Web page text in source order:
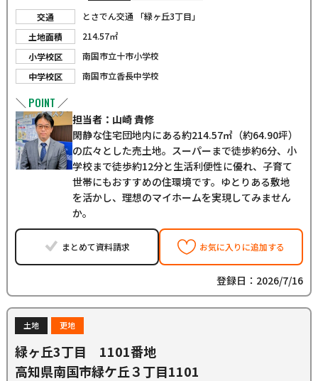
交通
とさでん交通 「緑ヶ丘3丁目」
土地面積
214.57㎡
小学校区
南国市立十市小学校
中学校区
南国市立香長中学校
＼ POINT ／
担当者：山崎 貴修
閑静な住宅団地内にある約214.57㎡（約64.90坪）
の広々とした売土地。スーパーまで徒歩約6分、小
学校まで徒歩約12分と生活利便性に優れ、子育て
世帯にもおすすめの住環境です。ゆとりある敷地
を活かし、理想のマイホームを実現してみません
か。
まとめて資料請求 お気に入りに追加する
登録日：2026/7/16
土地 更地
緑ヶ丘3丁目 1101番地
高知県南国市緑ケ丘３丁目1101